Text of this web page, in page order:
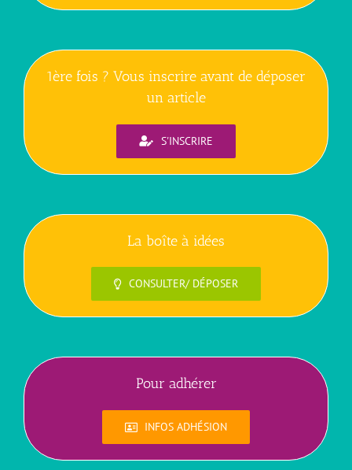
1ère fois ? Vous inscrire avant de déposer
un article
S'INSCRIRE
La boîte à idées
CONSULTER/ DÉPOSER
Pour adhérer
INFOS ADHÉSION